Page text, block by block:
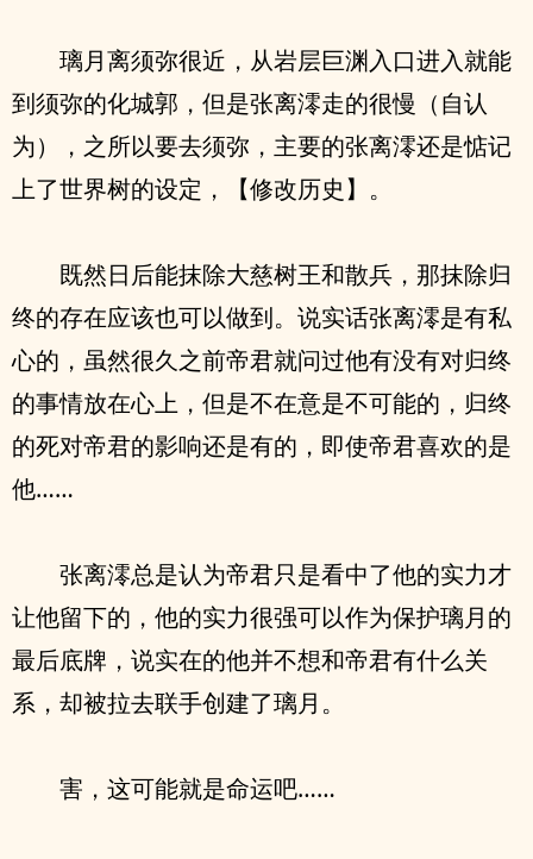
璃月离须弥很近，从岩层巨渊入口进入就能
到须弥的化城郭，但是张离澪走的很慢（自认
为），之所以要去须弥，主要的张离澪还是惦记
上了世界树的设定，【修改历史】。
既然日后能抹除大慈树王和散兵，那抹除归
终的存在应该也可以做到。说实话张离澪是有私
心的，虽然很久之前帝君就问过他有没有对归终
的事情放在心上，但是不在意是不可能的，归终
的死对帝君的影响还是有的，即使帝君喜欢的是
他……
张离澪总是认为帝君只是看中了他的实力才
让他留下的，他的实力很强可以作为保护璃月的
最后底牌，说实在的他并不想和帝君有什么关
系，却被拉去联手创建了璃月。
害，这可能就是命运吧……